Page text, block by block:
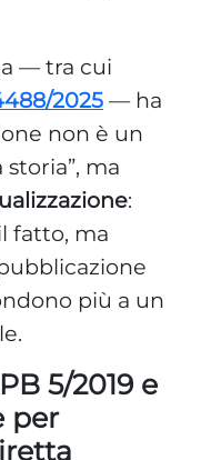
— tra cui
2025 — ha
non è un
ma
:
fatto, ma
più a un
5/2019 e
per